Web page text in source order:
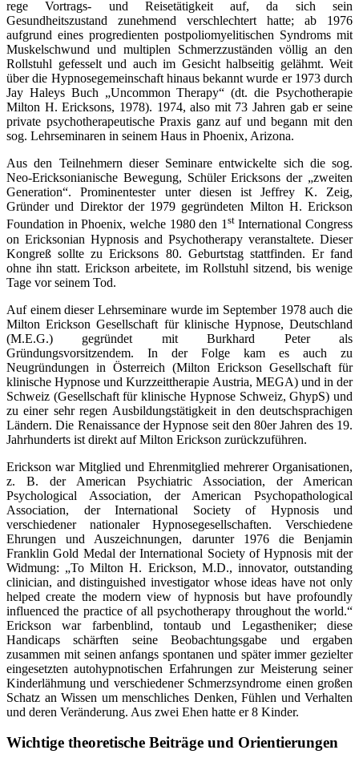
rege Vortrags- und Reisetätigkeit auf, da sich sein
Gesundheitszustand zunehmend verschlechtert hatte; ab 1976
aufgrund eines progredienten postpoliomyelitischen Syndroms mit
Muskelschwund und multiplen Schmerzzuständen völlig an den
Rollstuhl gefesselt und auch im Gesicht halbseitig gelähmt. Weit
über die Hypnosegemeinschaft hinaus bekannt wurde er 1973 durch
Jay Haleys Buch „Uncommon Therapy“ (dt. die Psychotherapie
Milton H. Ericksons, 1978). 1974, also mit 73 Jahren gab er seine
private psychotherapeutische Praxis ganz auf und begann mit den
sog. Lehrseminaren in seinem Haus in Phoenix, Arizona.
Aus den Teilnehmern dieser Seminare entwickelte sich die sog.
Neo-Ericksonianische Bewegung, Schüler Ericksons der „zweiten
Generation“. Prominentester unter diesen ist Jeffrey K. Zeig,
Gründer und Direktor der 1979 gegründeten Milton H. Erickson
Foundation in Phoenix, welche 1980 den 1stInternational Congress
on Ericksonian Hypnosis and Psychotherapy veranstaltete. Dieser
Kongreß sollte zu Ericksons 80. Geburtstag stattfinden. Er fand
ohne ihn statt. Erickson arbeitete, im Rollstuhl sitzend, bis wenige
Tage vor seinem Tod.
Auf einem dieser Lehrseminare wurde im September 1978 auch die
Milton Erickson Gesellschaft für klinische Hypnose, Deutschland
(M.E.G.) gegründet mit Burkhard Peter als
Gründungsvorsitzendem. In der Folge kam es auch zu
Neugründungen in Österreich (Milton Erickson Gesellschaft für
klinische Hypnose und Kurzzeittherapie Austria, MEGA) und in der
Schweiz (Gesellschaft für klinische Hypnose Schweiz, GhypS) und
zu einer sehr regen Ausbildungstätigkeit in den deutschsprachigen
Ländern. Die Renaissance der Hypnose seit den 80er Jahren des 19.
Jahrhunderts ist direkt auf Milton Erickson zurückzuführen.
Erickson war Mitglied und Ehrenmitglied mehrerer Organisationen,
z. B. der American Psychiatric Association, der American
Psychological Association, der American Psychopathological
Association, der International Society of Hypnosis und
verschiedener nationaler Hypnosegesellschaften. Verschiedene
Ehrungen und Auszeichnungen, darunter 1976 die Benjamin
Franklin Gold Medal der International Society of Hypnosis mit der
Widmung: „To Milton H. Erickson, M.D., innovator, outstanding
clinician, and distinguished investigator whose ideas have not only
helped create the modern view of hypnosis but have profoundly
influenced the practice of all psychotherapy throughout the world.“
Erickson war farbenblind, tontaub und Legastheniker; diese
Handicaps schärften seine Beobachtungsgabe und ergaben
zusammen mit seinen anfangs spontanen und später immer gezielter
eingesetzten autohypnotischen Erfahrungen zur Meisterung seiner
Kinderlähmung und verschiedener Schmerzsyndrome einen großen
Schatz an Wissen um menschliches Denken, Fühlen und Verhalten
und deren Veränderung. Aus zwei Ehen hatte er 8 Kinder.
Wichtige theoretische Beiträge und Orientierungen